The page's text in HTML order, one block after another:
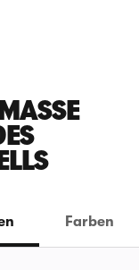
U
P
Farben